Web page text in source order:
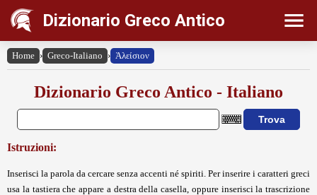
Dizionario Greco Antico
Home › Greco-Italiano › Ἀλείσιον
Dizionario Greco Antico - Italiano
Istruzioni:
Inserisci la parola da cercare senza accenti né spiriti. Per inserire i caratteri greci
usa la tastiera che appare a destra della casella, oppure inserisci la trascrizione